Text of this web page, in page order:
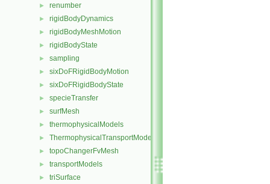
► renumber
► rigidBodyDynamics
► rigidBodyMeshMotion
► rigidBodyState
► sampling
► sixDoFRigidBodyMotion
► sixDoFRigidBodyState
► specieTransfer
► surfMesh
► thermophysicalModels
► ThermophysicalTransportModels
► topoChangerFvMesh
► transportModels
► triSurface